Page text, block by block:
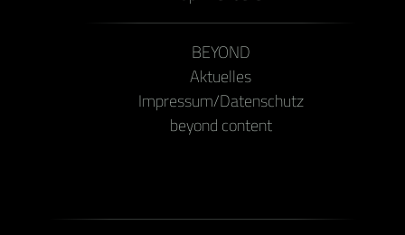
BEYOND
Aktuelles
Impressum/Datenschutz
beyond content